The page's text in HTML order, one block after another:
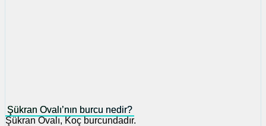
Şükran Ovalı’nın burcu nedir?
Şükran Ovalı, Koç burcundadır.